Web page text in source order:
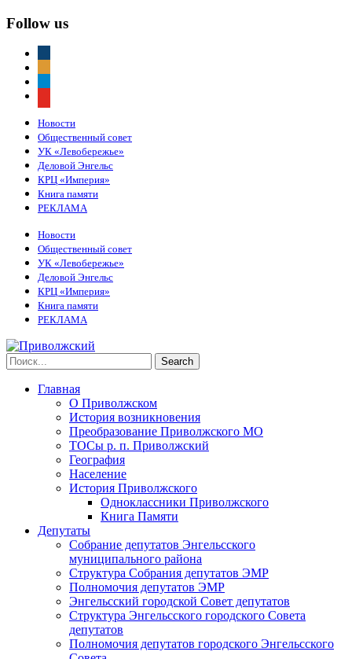
Follow us
Новости
Общественный совет
УК «Левобережье»
Деловой Энгельс
КРЦ «Империя»
Книга памяти
РЕКЛАМА
Новости
Общественный совет
УК «Левобережье»
Деловой Энгельс
КРЦ «Империя»
Книга памяти
РЕКЛАМА
Главная
О Приволжском
История возникновения
Преобразование Приволжского МО
ТОСы р. п. Приволжский
География
Население
История Приволжского
Одноклассники Приволжского
Книга Памяти
Депутаты
Собрание депутатов Энгельсского
муниципального района
Структура Собрания депутатов ЭМР
Полномочия депутатов ЭМР
Энгельсский городской Совет депутатов
Структура Энгельсского городского Совета
депутатов
Полномочия депутатов городского Энгельсского